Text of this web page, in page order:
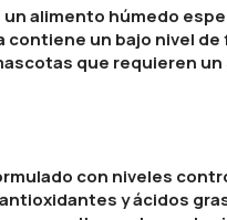
un alimento húmedo
un bajo nivel de
que requieren
con niveles
y ácidos